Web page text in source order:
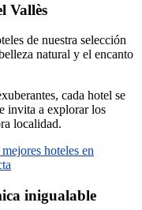
Vallès
de nuestra selección
natural y el encanto
cada hotel se
invita a explorar los
localidad.
hoteles en
inigualable